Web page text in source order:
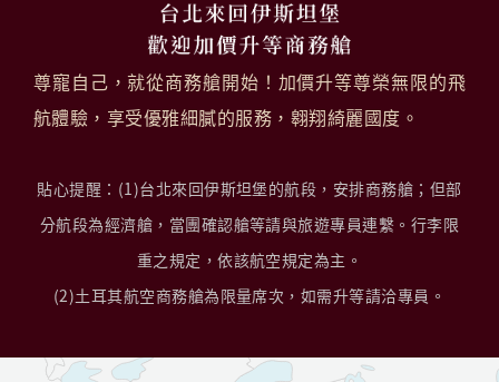
尊寵自己，就從商務艙開始！加價升等尊榮無限的飛
航體驗，享受優雅細膩的服務，翱翔綺麗國度。
貼心提醒 ：(1)台北來回伊斯坦堡的航段，安排商務艙；但部
分航段為經濟艙，當團確認艙等請與旅遊專員連繫。行李限
重之規定，依該航空規定為主。
(2)土耳其航空商務艙為限量席次，如需升等請洽專員。